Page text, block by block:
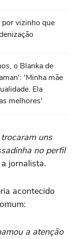
por vizinho que
o Blanka de
'Minha mãe
Ela
melhores'
uns
no perfil
jornalista.
acontecido
a atenção